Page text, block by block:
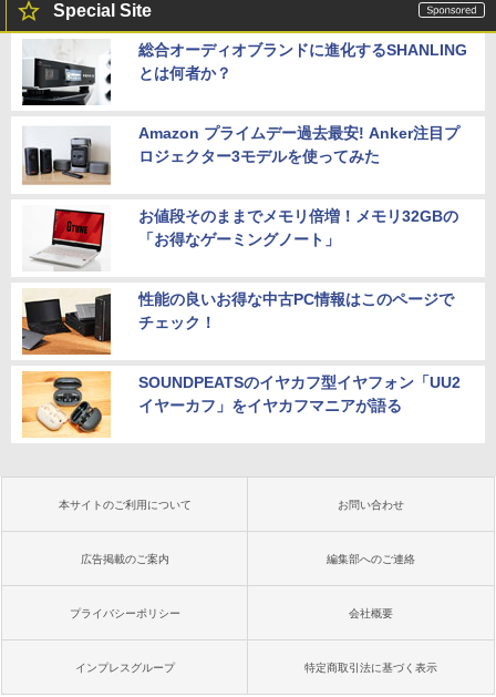
Special Site
総合オーディオブランドに進化するSHANLING
とは何者か？
Amazon プライムデー過去最安! Anker注目プ
ロジェクター3モデルを使ってみた
お値段そのままでメモリ倍増！メモリ32GBの
「お得なゲーミングノート」
性能の良いお得な中古PC情報はこのページで
チェック！
SOUNDPEATSのイヤカフ型イヤフォン「UU2
イヤーカフ」をイヤカフマニアが語る
本サイトのご利用について お問い合わせ
広告掲載のご案内 編集部へのご連絡
プライバシーポリシー 会社概要
インプレスグループ 特定商取引法に基づく表示